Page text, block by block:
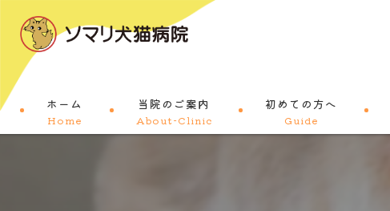
ホーム
Home
当院のご案内
About-Clinic
初めての方へ
Guide